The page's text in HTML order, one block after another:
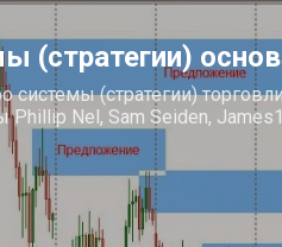
К основному
(стратегии)
системы (стратегии)
Phillip Nel, Sam Seiden,